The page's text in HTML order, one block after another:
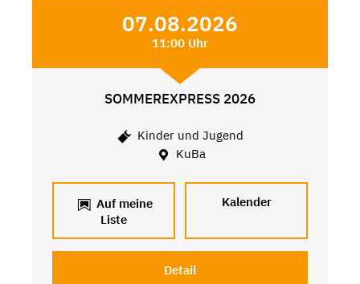
07.08.2026
11:00 Uhr
SOMMEREXPRESS 2026
Kinder und Jugend
KuBa
Auf meine
Liste
Kalender
Detail